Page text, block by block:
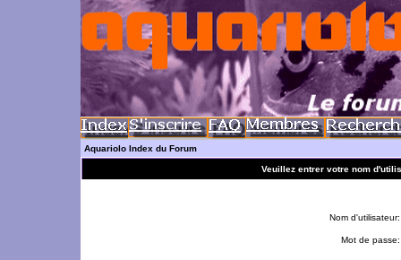
Aquariolo Index du Forum
Veuillez entrer votre nom
Nom d'utilisateur:
Mot de passe: